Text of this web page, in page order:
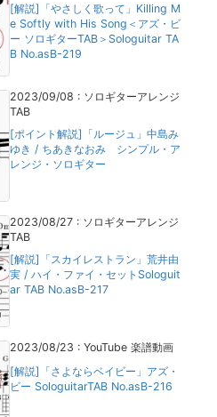
[解説]「やさしく歌って」Killing M
e Softly with His Song＜アズ・ビ
ー ソロギターTAB＞Sologuitar TA
B No.asB-219
2023/09/08 : ソロギターアレンジ
TAB
[ポイント解説]「ルージュ」中島み
ゆき / ちあきなおみ シンプル・ア
レンジ・ソロギター
2023/08/27 : ソロギターアレンジ
TAB
[解説]「スカイレストラン」荒井由
実 / ハイ・ファイ・セットSologuit
ar TAB No.asB-217
2023/08/23 : YouTube 楽譜動画
[解説]「さよならベイビー」アズ・
ビー SologuitarTAB No.asB-216